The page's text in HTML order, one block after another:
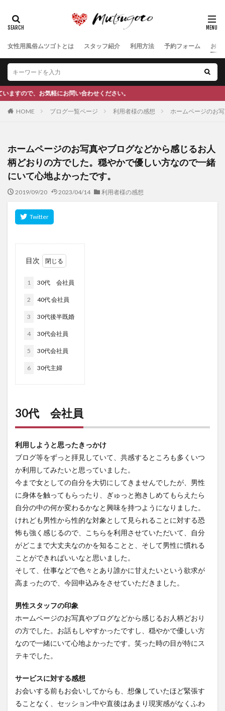
女性用風俗ムツゴトとは スタッフ紹介 利用方法 予約フォーム お客
ください。
HOME ブログ一覧ページ 利用者様の感想 ホームページのお
ホームページのお写真やブログなどから感じるお人
柄どおりの方でした。穏やかで優しい方なので一緒
にいて心地よかったです。
2019/09/20 2023/04/14 利用者様の感想
目次
1 30代 会社員
2 40代 会社員
3 30代後半既婚
4 30代会社員
5 30代会社員
6 30代主婦
30代 会社員
利用しようと思ったきっかけ
ブログ等をずっと拝見していて、共感するところも多くいつ
か利用してみたいと思っていました。
今まで女としての自分を大切にしてきませんでしたが、男性
に身体を触ってもらったり、ぎゅっと抱きしめてもらえたら
自分の中の何か変わるかなと興味を持つようになりました。
けれども男性から性的な対象として見られることに対する恐
怖も強く感じるので、こちらを利用させていただいて、自分
がどこまで大丈夫なのかを知ることと、そして男性に慣れる
ことができればいいなと思いました。
そして、仕事などで色々とあり誰かに甘えたいという欲求が
高まったので、今回申込みをさせていただきました。
男性スタッフの印象
ホームページのお写真やブログなどから感じるお人柄どおり
の方でした。お話もしやすかったですし、穏やかで優しい方
なので一緒にいて心地よかったです。笑った時の目が特にス
テキでした。
サービスに対する感想
お会いする前もお会いしてからも、想像していたほど緊張す
ることなく、セッション中や直後はあまり現実感がなくふわ